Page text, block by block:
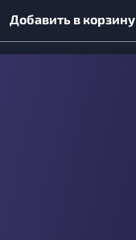
Добавить в корзину